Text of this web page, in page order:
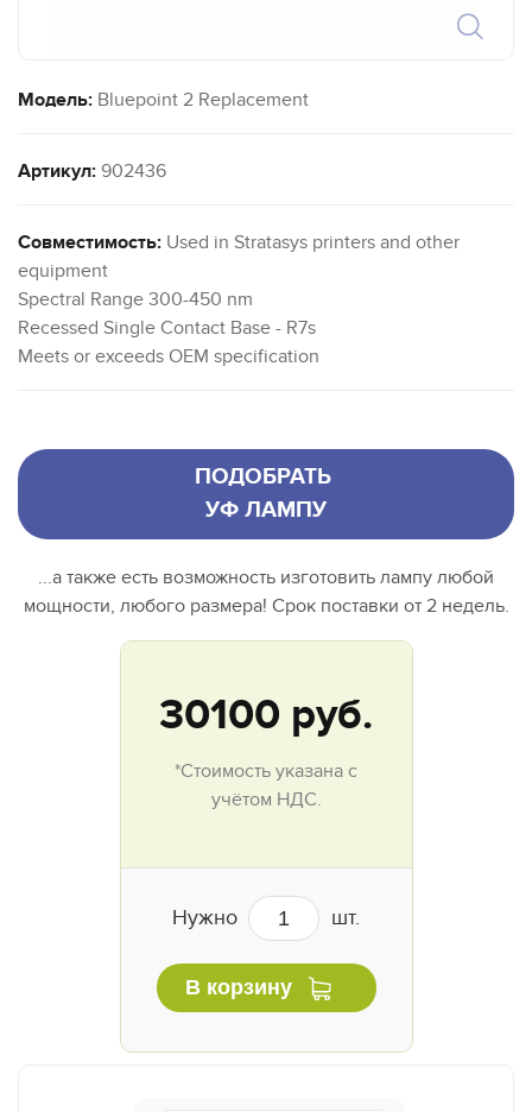
Модель: Bluepoint 2 Replacement
Артикул: 902436
Совместимость: Used in Stratasys printers and other
equipment
Spectral Range 300-450 nm
Recessed Single Contact Base - R7s
Meets or exceeds OEM specification
ПОДОБРАТЬ
УФ ЛАМПУ
...а также есть возможность изготовить лампу любой
мощности, любого размера! Срок поставки от 2 недель.
30100 руб.
*Стоимость указана с
учётом НДС.
Нужно шт.
В корзину